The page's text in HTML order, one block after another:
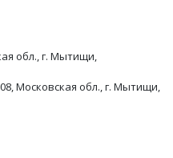
обл., г. Мытищи,
Московская обл., г. Мытищи,